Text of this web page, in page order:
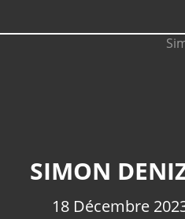
SIMON
18 Décembre